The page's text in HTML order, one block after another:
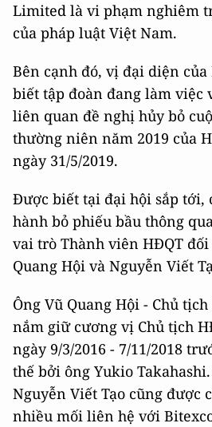
Limited là vi phạm nghiêm
của pháp luật Việt Nam.
Bên cạnh đó, vị đại diện của
biết tập đoàn đang làm việc
liên quan đề nghị hủy bỏ
thường niên năm 2019 của
ngày 31/5/2019.
Được biết tại đại hội sắp tới,
hành bỏ phiếu bầu thông
vai trò Thành viên HĐQT
Quang Hội và Nguyễn Viết
Ông Vũ Quang Hội - Chủ
nắm giữ cương vị Chủ tịch
ngày 9/3/2016 - 7/11/2018
thế bởi ông Yukio
Nguyễn Viết Tạo cũng được
nhiều mối liên hệ với